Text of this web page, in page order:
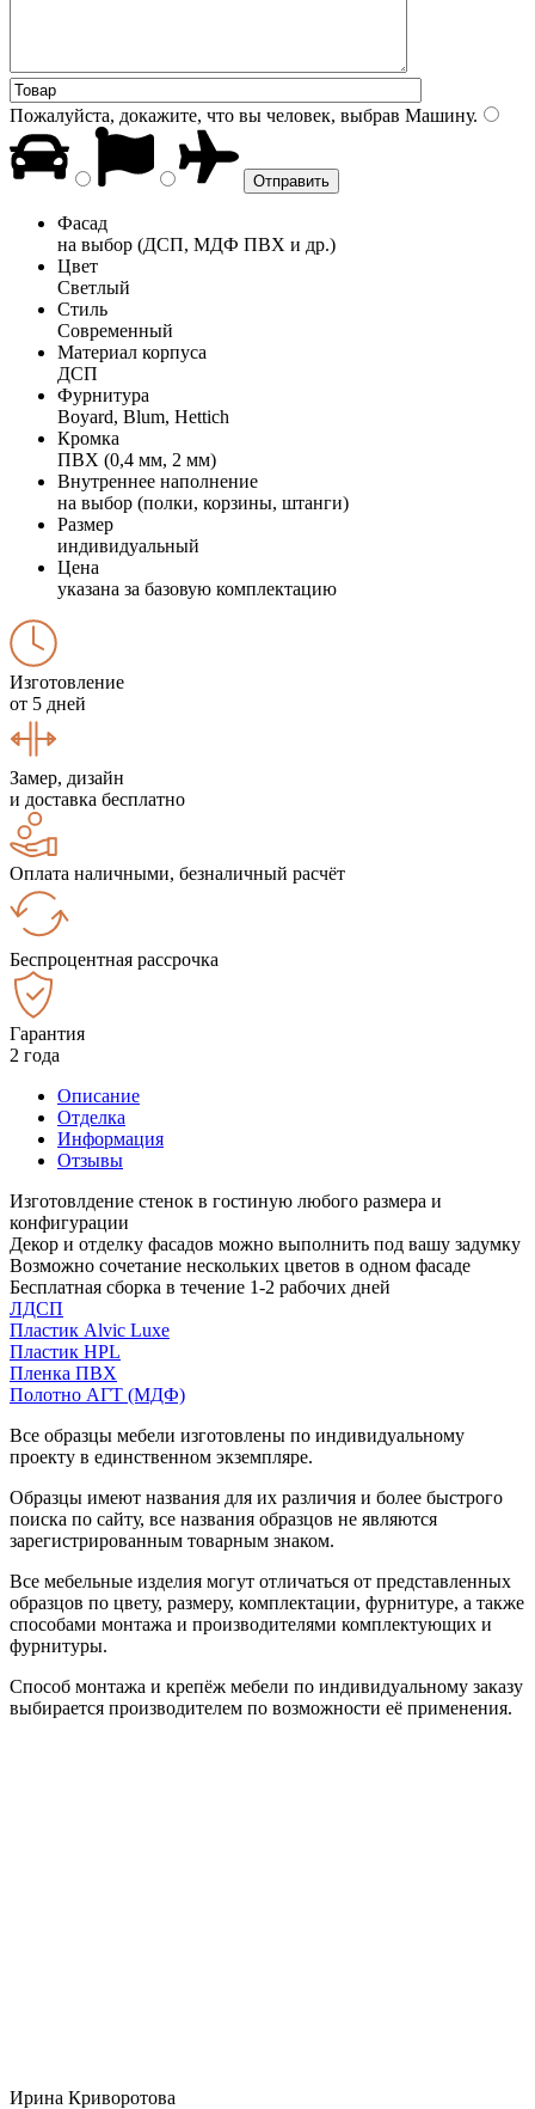
Пожалуйста, докажите, что вы человек, выбрав Машину.
Фасад
на выбор (ДСП, МДФ ПВХ и др.)
Цвет
Светлый
Стиль
Современный
Материал корпуса
ДСП
Фурнитура
Boyard, Blum, Hettich
Кромка
ПВХ (0,4 мм, 2 мм)
Внутреннее наполнение
на выбор (полки, корзины, штанги)
Размер
индивидуальный
Цена
указана за базовую комплектацию
Изготовление
от 5 дней
Замер, дизайн
и доставка бесплатно
Оплата наличными, безналичный расчёт
Беспроцентная рассрочка
Гарантия
2 года
Описание
Отделка
Информация
Отзывы
Изготовлдение стенок в гостиную любого размера и
конфигурации
Декор и отделку фасадов можно выполнить под вашу задумку
Возможно сочетание нескольких цветов в одном фасаде
Бесплатная сборка в течение 1-2 рабочих дней
ЛДСП
Пластик Alvic Luxe
Пластик HPL
Пленка ПВХ
Полотно АГТ (МДФ)
Все образцы мебели изготовлены по индивидуальному
проекту в единственном экземпляре.
Образцы имеют названия для их различия и более быстрого
поиска по сайту, все названия образцов не являются
зарегистрированным товарным знаком.
Все мебельные изделия могут отличаться от представленных
образцов по цвету, размеру, комплектации, фурнитуре, а также
способами монтажа и производителями комплектующих и
фурнитуры.
Способ монтажа и крепёж мебели по индивидуальному заказу
выбирается производителем по возможности её применения.
Ирина Криворотова